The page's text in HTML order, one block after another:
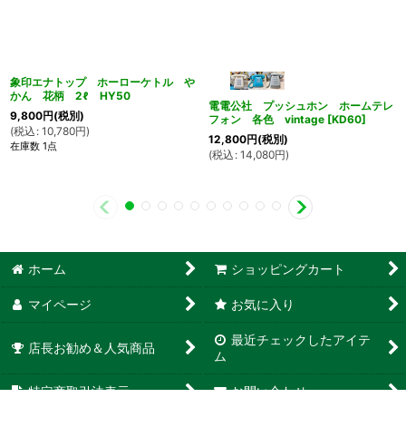
象印エナトップ ホーローケトル や
かん 花柄 2ℓ HY50
9,800円(税別)
(税込 : 10,780円)
在庫数 1点
電電公社 プッシュホン ホームテレ
フォン 各色 vintage [KD60]
12,800円(税別)
(税込 : 14,080円)
ホーム ショッピングカート
マイページ お気に入り
店長お勧め＆人気商品
最近チェックしたアイテ
ム
特定商取引法表示 お問い合わせ